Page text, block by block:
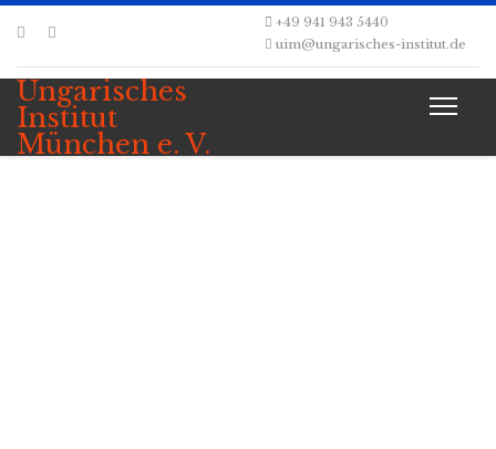
+49 941 943 5440
uim@ungarisches-institut.de
Ungarisches
Institut
München e. V.